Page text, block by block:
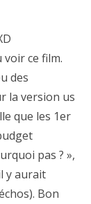
voir ce film.
des
la version us
que les 1er
pas ? »,
y aurait
Bon